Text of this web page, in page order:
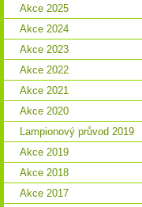
Akce 2025
Akce 2024
Akce 2023
Akce 2022
Akce 2021
Akce 2020
Lampionový průvod 2019
Akce 2019
Akce 2018
Akce 2017